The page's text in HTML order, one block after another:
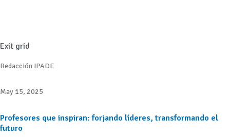
Exit grid
Redacción IPADE
May 15, 2025
Profesores que inspiran: forjando líderes, transformando el
futuro